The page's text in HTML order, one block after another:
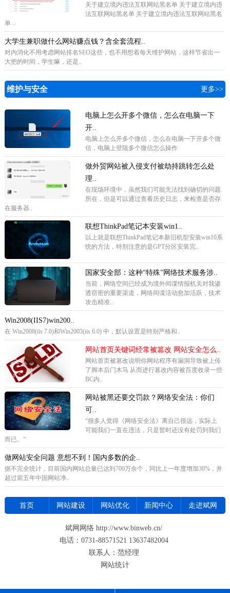
关于建立境内违法互联网站黑名单 关于建立境内违
法互联网站黑名单 关于建立境内违法互联网站黑名
单 ..
大学生兼职做什么网站赚点钱？含全套流程..
对内消化不用考虑网站排名SEO这些，也不用想着每天维护网站，这样节省出一
大把的时间，学生嘛，还是..
维护与安全 更多>>
电脑上怎么开多个微信，怎么在电脑一下
开..
电脑上怎么开多个微信，怎么在电脑一下开多个微
信，电脑上登陆多个微信怎么操作
做外贸网站被入侵支付被劫持跳转怎么处
理..
在现场环境中，虽然我们可能无法找到确切的问题
所在，但是可以通过查看历史日志，来检查是否存
在服务器..
联想ThinkPad笔记本安装win1..
以上就是联想ThinkPad笔记本新旧机型安装win10系
统的方法，特别注意的是GPT分区安装完..
国家安全部：这种“特殊”网络技术服务涉..
当前，网络空间已经成为境外间谍情报机关对我渗
透窃密的重要渠道，网络间谍活动愈加活跃，技术
攻击精准..
Win2008(IIS7)win200..
在 Win2008(iis 7.0)和Win2003(iis 6.0) 中，默认设置是特别严格和..
网站首页关键词经常被篡改 网站安全怎么..
网站首页被篡改说明你网站程序有漏洞导致被上传
了脚本后门木马 从而进行篡改内容被百度收录一些
BC内..
网站被黑还要交罚款？网络安全法：你们
可..
“很多人觉得《网络安全法》离自己很远，实际上
可能我们一直在违法，只是暂时还没有处罚到我们
而已。”
做网站安全问题 意想不到！国内多数的企..
据不完全统计，目前国内网站总量已达到700万余个，同比上一年度增加30%，并
超过前五年中国网站净..
首页 网站建设 网站优化 新闻中心 走进斌网
斌网网络 http://www.binweb.cn/
电话：0731-88571521 13637482004
联系人：范经理
网站统计